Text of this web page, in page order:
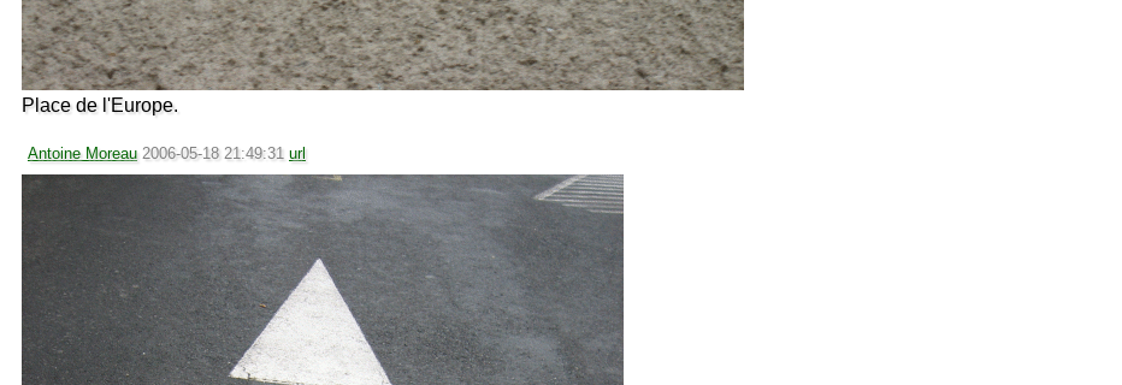
Place de l'Europe.
Antoine Moreau 2006-05-18 21:49:31 url